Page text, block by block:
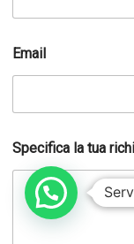
l
p
e
c
f
c
Email
Specifica la tua